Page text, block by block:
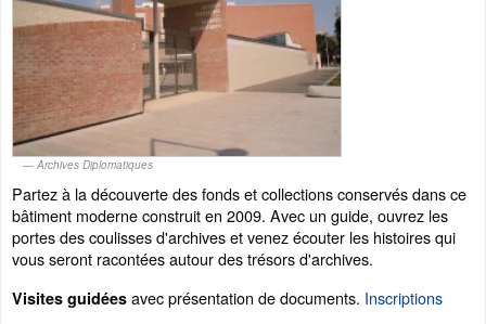
Archives Diplomatiques
Partez à la découverte des fonds et collections conservés dans ce
bâtiment moderne construit en 2009. Avec un guide, ouvrez les
portes des coulisses d'archives et venez écouter les histoires qui
vous seront racontées autour des trésors d'archives.
Visites guidées avec présentation de documents. Inscriptions